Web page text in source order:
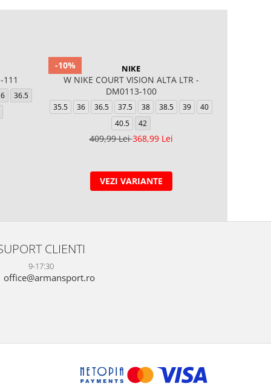
111
36.5
-10% NIKE
W NIKE COURT VISION ALTA LTR -
DM0113-100
35.5 36 36.5 37.5 38 38.5 39
40
40.5
42
409,99 Lei368,99 Lei
VEZI VARIANTE
CLIENTI
9-17:30
office@armansport.ro